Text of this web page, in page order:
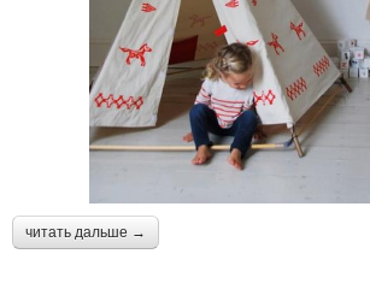
читать дальше →